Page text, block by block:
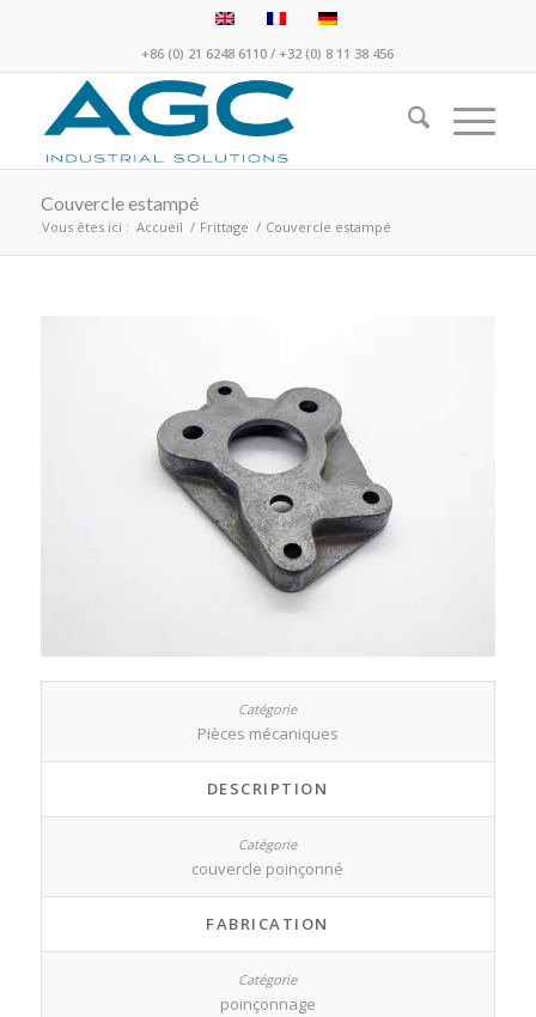
+86 (0) 21 6248 6110 /+32 (0) 8 11 38 456
Couvercle estampé
Vous êtes ici : Accueil / Frittage / Couvercle estampé
Pièces mécaniques
DESCRIPTION
couvercle poinçonné
FABRICATION
poinçonnage